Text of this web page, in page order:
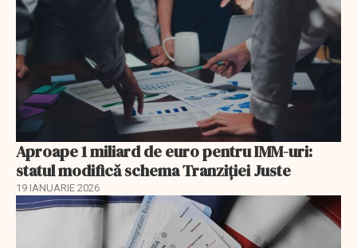
Aproape 1 miliard de euro pentru IMM-uri:
statul modifică schema Tranziției Juste
19 IANUARIE 2026